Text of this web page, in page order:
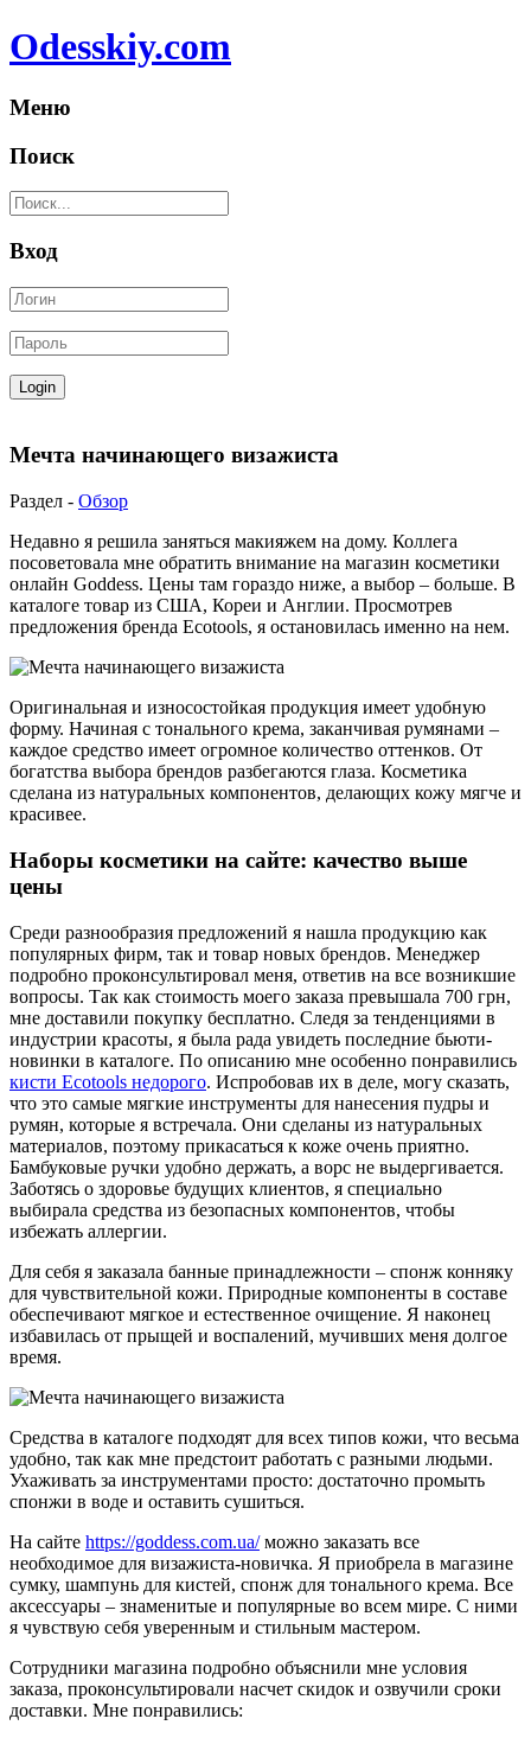
Odesskiy.com
Меню
Поиск
Вход
Мечта начинающего визажиста
Раздел - Обзор
Недавно я решила заняться макияжем на дому. Коллега
посоветовала мне обратить внимание на магазин косметики
онлайн Goddess. Цены там гораздо ниже, а выбор – больше. В
каталоге товар из США, Кореи и Англии. Просмотрев
предложения бренда Ecotools, я остановилась именно на нем.
Оригинальная и износостойкая продукция имеет удобную
форму. Начиная с тонального крема, заканчивая румянами –
каждое средство имеет огромное количество оттенков. От
богатства выбора брендов разбегаются глаза. Косметика
сделана из натуральных компонентов, делающих кожу мягче и
красивее.
Наборы косметики на сайте: качество выше
цены
Среди разнообразия предложений я нашла продукцию как
популярных фирм, так и товар новых брендов. Менеджер
подробно проконсультировал меня, ответив на все возникшие
вопросы. Так как стоимость моего заказа превышала 700 грн,
мне доставили покупку бесплатно. Следя за тенденциями в
индустрии красоты, я была рада увидеть последние бьюти-
новинки в каталоге. По описанию мне особенно понравились
кисти Ecotools недорого. Испробовав их в деле, могу сказать,
что это самые мягкие инструменты для нанесения пудры и
румян, которые я встречала. Они сделаны из натуральных
материалов, поэтому прикасаться к коже очень приятно.
Бамбуковые ручки удобно держать, а ворс не выдергивается.
Заботясь о здоровье будущих клиентов, я специально
выбирала средства из безопасных компонентов, чтобы
избежать аллергии.
Для себя я заказала банные принадлежности – спонж конняку
для чувствительной кожи. Природные компоненты в составе
обеспечивают мягкое и естественное очищение. Я наконец
избавилась от прыщей и воспалений, мучивших меня долгое
время.
Средства в каталоге подходят для всех типов кожи, что весьма
удобно, так как мне предстоит работать с разными людьми.
Ухаживать за инструментами просто: достаточно промыть
спонжи в воде и оставить сушиться.
На сайте https://goddess.com.ua/можно заказать все
необходимое для визажиста-новичка. Я приобрела в магазине
сумку, шампунь для кистей, спонж для тонального крема. Все
аксессуары – знаменитые и популярные во всем мире. С ними
я чувствую себя уверенным и стильным мастером.
Сотрудники магазина подробно объяснили мне условия
заказа, проконсультировали насчет скидок и озвучили сроки
доставки. Мне понравились: